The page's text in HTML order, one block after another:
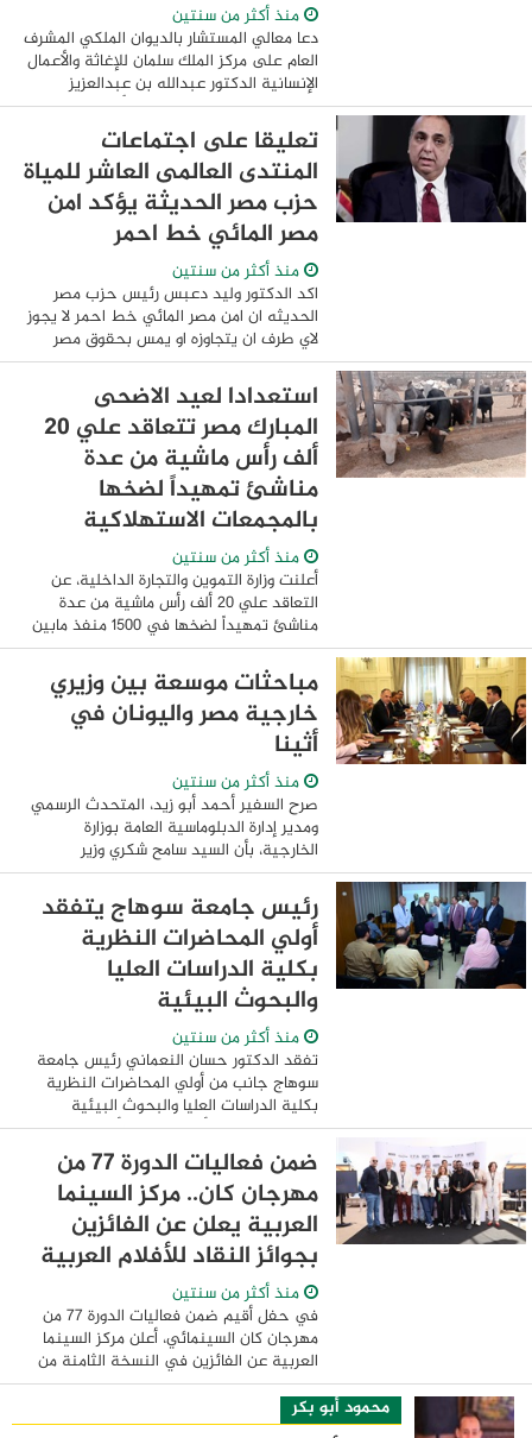
منذ أكثر من سنتين
دعا معالي المستشار بالديوان الملكي المشرف
العام على مركز الملك سلمان للإغاثة والأعمال
الإنسانية الدكتور عبدالله بن عبدالعزيز
الربيعة المجتمع الدولي إلى تأسيس "مجلس
طيران إنساني عالمي"، الذي ...
تعليقا على اجتماعات
المنتدى العالمى العاشر للمياة
حزب مصر الحديثة يؤكد امن
مصر المائي خط احمر
منذ أكثر من سنتين
اكد الدكتور وليد دعبس رئيس حزب مصر
الحديثه ان امن مصر المائي خط احمر لا يجوز
لاي طرف ان يتجاوزه او يمس بحقوق مصر
المكتسبه من مياه نهر النيل وقال الدكتور
وليد دعبس في بيان للحزب تعليقا على ...
استعدادا لعيد الاضحى
المبارك مصر تتعاقد علي 20
ألف رأس ماشية من عدة
مناشئ تمهيداً لضخها
بالمجمعات الاستهلاكية
منذ أكثر من سنتين
أعلنت وزارة التموين والتجارة الداخلية، عن
التعاقد علي 20 ألف رأس ماشية من عدة
مناشئ تمهيداً لضخها في 1500 منفذ مابين
مجمعات استهلاكية وسيارات متنقلة و شوادر
علي مستوي الجمهورية، في إطار
استعداداتها ...
مباحثات موسعة بين وزيري
خارجية مصر واليونان في
أثينا
منذ أكثر من سنتين
صرح السفير أحمد أبو زيد، المتحدث الرسمي
ومدير إدارة الدبلوماسية العامة بوزارة
الخارجية، بأن السيد سامح شكري وزير
الخارجية التقى، صباح يوم الاثنين الموافق
٢٠ مايو ٢٠٢٤ خلال زيارته الحالية لأثينا، ...
رئيس جامعة سوهاج يتفقد
أولي المحاضرات النظرية
بكلية الدراسات العليا
والبحوث البيئية
منذ أكثر من سنتين
تفقد الدكتور حسان النعماني رئيس جامعة
سوهاج جانب من أولي المحاضرات النظرية
بكلية الدراسات العليا والبحوث البيئية
بالجامعة ، والتي أصدر الدكتور أيمن عاشور
وزير التعليم العالي والبحث العلمي، قراراً ...
ضمن فعاليات الدورة 77 من
مهرجان كان.. مركز السينما
العربية يعلن عن الفائزين
بجوائز النقاد للأفلام العربية
منذ أكثر من سنتين
في حفل أقيم ضمن فعاليات الدورة 77 من
مهرجان كان السينمائي، أعلن مركز السينما
العربية عن الفائزين في النسخة الثامنة من
جوائز النقاد للأفلام العربية والتي تضم
الأفلام المنتَجة وعُرضت في المهرجانات ...محمود أبو بكر